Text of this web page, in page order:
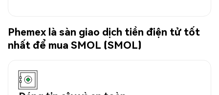
Phemex là sàn giao dịch tiền điện tử tốt
nhất để mua SMOL (SMOL)